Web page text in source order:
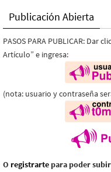
Publicación Abierta
PASOS PARA PUBLICAR: Dar
Artículo” e ingresa:
(nota: usuario y contraseña
O registrarte para poder